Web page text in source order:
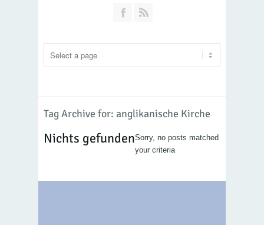
Join our Facebook Group
Tag Archive for: anglikanische Kirche
Nichts gefundenSorry, no posts matched
your criteria